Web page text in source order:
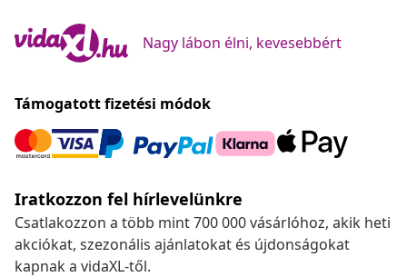
Nagy lábon élni, kevesebbért
Támogatott fizetési módok
Iratkozzon fel hírlevelünkre
Csatlakozzon a több mint 700 000 vásárlóhoz, akik heti
akciókat, szezonális ajánlatokat és újdonságokat
kapnak a vidaXL-től.